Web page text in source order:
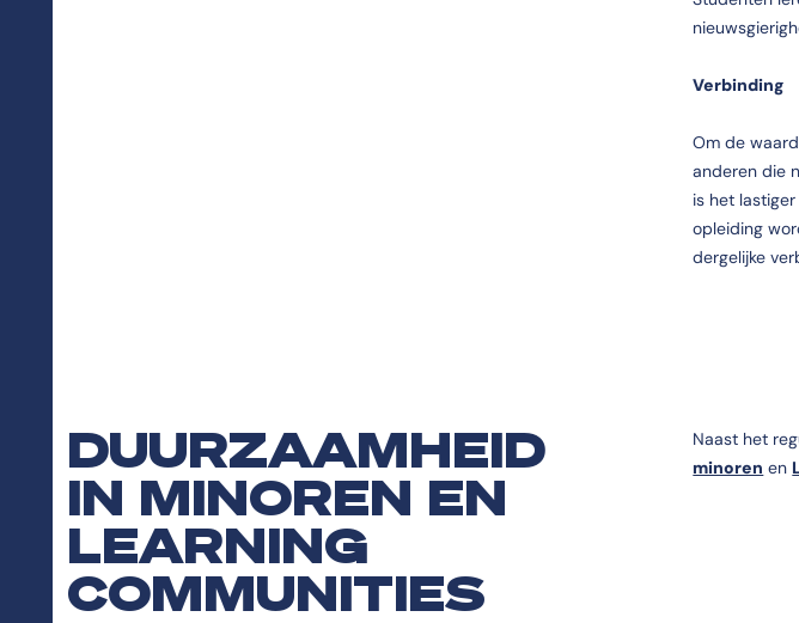
Verbinding
Om de
anderen die
is het
opleiding
dergelijke
DUURZAAMHEID
IN MINOREN EN
LEARNING
COMMUNITIES
Naast het
minoren en